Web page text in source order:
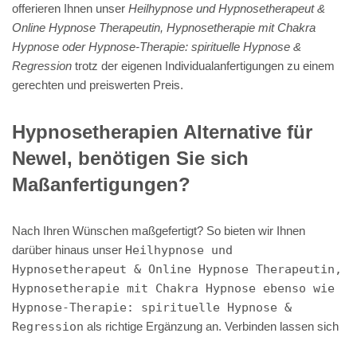
offerieren Ihnen unser Heilhypnose und Hypnosetherapeut &
Online Hypnose Therapeutin, Hypnosetherapie mit Chakra
Hypnose oder Hypnose-Therapie: spirituelle Hypnose &
Regression trotz der eigenen Individualanfertigungen zu einem
gerechten und preiswerten Preis.
Hypnosetherapien Alternative für
Newel, benötigen Sie sich
Maßanfertigungen?
Nach Ihren Wünschen maßgefertigt? So bieten wir Ihnen
darüber hinaus unser Heilhypnose und
Hypnosetherapeut & Online Hypnose Therapeutin,
Hypnosetherapie mit Chakra Hypnose ebenso wie
Hypnose-Therapie: spirituelle Hypnose &
Regression als richtige Ergänzung an. Verbinden lassen sich